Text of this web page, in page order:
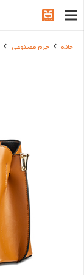
خانه چرم مصنوعی